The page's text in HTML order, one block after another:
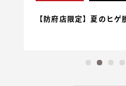
【防府店限定】夏のヒ